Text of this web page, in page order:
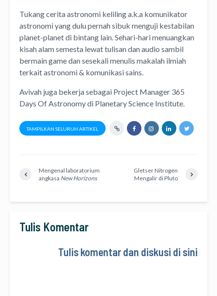
Tukang cerita astronomi kelilinga.k.a komunikator
astronomiyang dulu pernah sibuk menguji kestabilan
planet-planet di bintang lain. Sehari-hari menuangkan
kisah alam semesta lewattulisandanaudio sambil
bermain game dan sesekali menulis makalah ilmiah
terkait astronomi & komunikasi sains.
Avivah juga bekerja sebagai Project Manager 365
Days Of Astronomydi Planetary Science Institute.
TAMPILKAN SELURUH ARTIKEL
Mengenal laboratorium
angkasa New Horizons
Gletser Nitrogen
Mengalir di Pluto
Tulis Komentar
Tulis komentar dan diskusi di sini